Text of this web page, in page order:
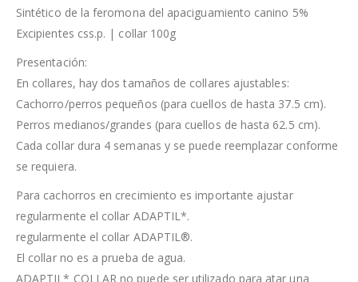
Sintético de la feromona del apaciguamiento canino 5%
Excipientes css.p. | collar 100g
Presentación:
En collares, hay dos tamaños de collares ajustables:
Cachorro/perros pequeños (para cuellos de hasta 37.5 cm).
Perros medianos/grandes (para cuellos de hasta 62.5 cm).
Cada collar dura 4 semanas y se puede reemplazar conforme
se requiera.
Para cachorros en crecimiento es importante ajustar
regularmente el collar ADAPTIL*.
regularmente el collar ADAPTIL®.
El collar no es a prueba de agua.
ADAPTIL* COLLAR no puede ser utilizado para atar una